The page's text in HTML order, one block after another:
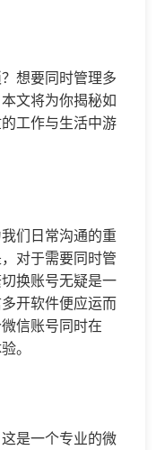
想要同时管理多
文将为你揭秘如
工作与生活中游
们日常沟通的重
对于需要同时管
换账号无疑是一
开软件便应运而
信账号同时在
。
是一个专业的微